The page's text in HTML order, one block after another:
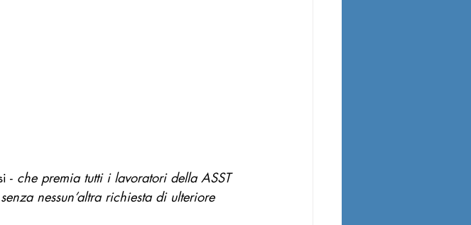
- che premia tutti i lavoratori della ASST
nessun’altra richiesta di ulteriore